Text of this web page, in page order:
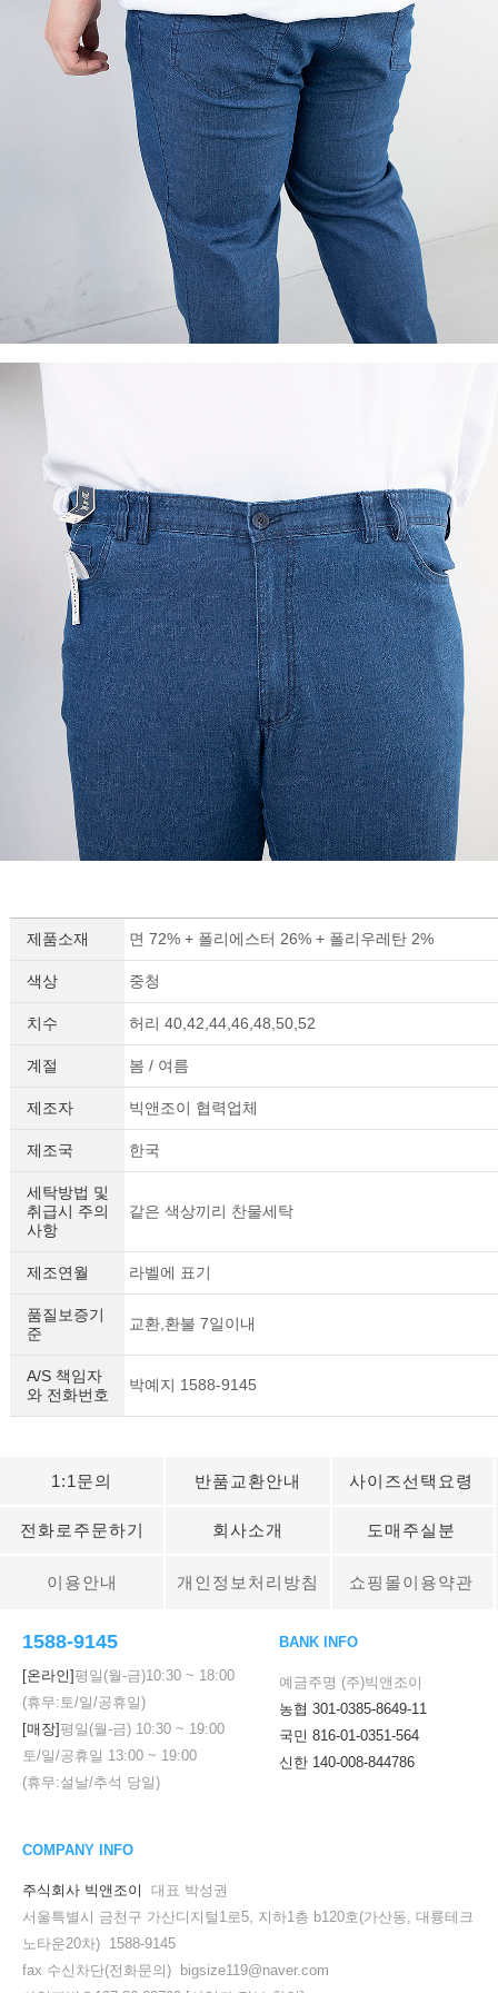
제품소재 면 72% + 폴리에스터 26% + 폴리우레탄 2%
색상 중청
치수 허리 40,42,44,46,48,50,52
계절 봄 / 여름
제조자 빅앤조이 협력업체
제조국 한국
세탁방법 및
취급시 주의
사항
같은 색상끼리 찬물세탁
제조연월 라벨에 표기
품질보증기
준
교환,환불 7일이내
A/S 책임자
와 전화번호
박예지 1588-9145
1:1문의 반품교환안내 사이즈선택요령
전화로주문하기 회사소개 도매주실분
이용안내 개인정보처리방침 쇼핑몰이용약관
1588-9145
[온라인]평일(월-금)10:30 ~ 18:00
(휴무:토/일/공휴일)
[매장]평일(월-금) 10:30 ~ 19:00
토/일/공휴일 13:00 ~ 19:00
(휴무:설날/추석 당일)
BANK INFO
예금주명 (주)빅앤조이
농협 301-0385-8649-11
국민 816-01-0351-564
신한 140-008-844786
COMPANY INFO
주식회사 빅앤조이
대표 박성권
서울특별시 금천구 가산디지털1로5, 지하1층 b120호(가산동, 대륭테크
노타운20차) 1588-9145
fax 수신차단(전화문의) bigsize119@naver.com